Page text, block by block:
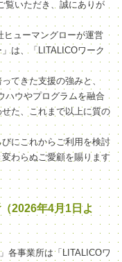
覧いただき、誠にありが
ヒューマングローが運営
は、「LITALICOワーク
てきた支援の強みと、
ハウやプログラムを融合
た、これまで以上に質の
にこれからご利用を検討
わらぬご愛顧を賜ります
2026年4月1日よ
各事業所は「LITALICOワ